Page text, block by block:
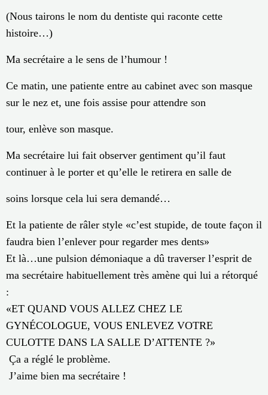
(Nous tairons le nom du dentiste qui raconte cette
histoire…)
Ma secrétaire a le sens de l’humour !
Ce matin, une patiente entre au cabinet avec son masque
sur le nez et, une fois assise pour attendre son
tour, enlève son masque.
Ma secrétaire lui fait observer gentiment qu’il faut
continuer à le porter et qu’elle le retirera en salle de
soins lorsque cela lui sera demandé…
Et la patiente de râler style «c’est stupide, de toute façon il
faudra bien l’enlever pour regarder mes dents»
Et là…une pulsion démoniaque a dû traverser l’esprit de
ma secrétaire habituellement très amène qui lui a rétorqué
:
«ET QUAND VOUS ALLEZ CHEZ LE
GYNÉCOLOGUE, VOUS ENLEVEZ VOTRE
CULOTTE DANS LA SALLE D’ATTENTE ?»
Ça a réglé le problème.
J’aime bien ma secrétaire !